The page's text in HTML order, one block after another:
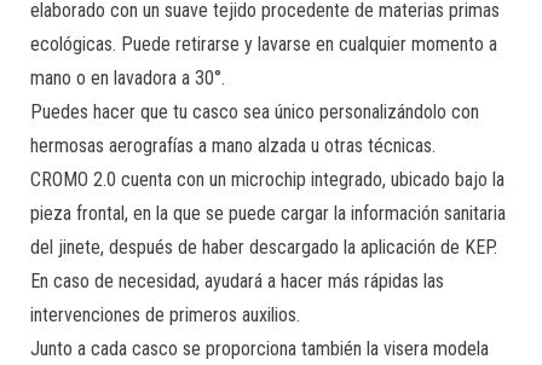
elaborado con un suave tejido procedente de materias primas
ecológicas. Puede retirarse y lavarse en cualquier momento a
mano o en lavadora a 30°.
Puedes hacer que tu casco sea único personalizándolo con
hermosas aerografías a mano alzada u otras técnicas.
CROMO 2.0 cuenta con un microchip integrado, ubicado bajo la
pieza frontal, en la que se puede cargar la información sanitaria
del jinete, después de haber descargado la aplicación de KEP.
En caso de necesidad, ayudará a hacer más rápidas las
intervenciones de primeros auxilios.
Junto a cada casco se proporciona también la visera modela